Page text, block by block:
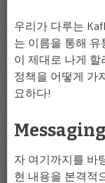
우리가 다루는
는 이름을 통해
이 제대로 나게 할
정책을 어떻게 가
요하다!
자 여기까지를 바
현 내용을 본격적